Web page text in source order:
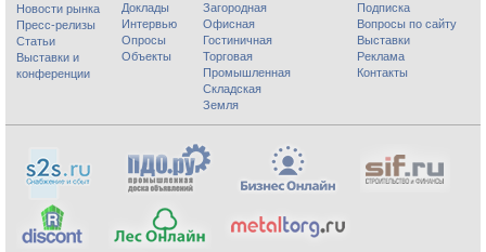
Новости рынка
Пресс-релизы
Статьи
Выставки и
конференции
Доклады
Интервью
Опросы
Объекты
Загородная
Офисная
Гостиничная
Торговая
Промышленная
Складская
Земля
Подписка
Вопросы по сайту
Выставки
Реклама
Контакты